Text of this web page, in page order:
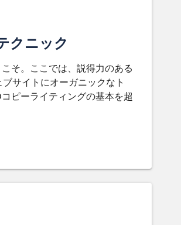
クニック
そ。ここでは、説得力のある
サイトにオーガニックなト
ピーライティングの基本を超